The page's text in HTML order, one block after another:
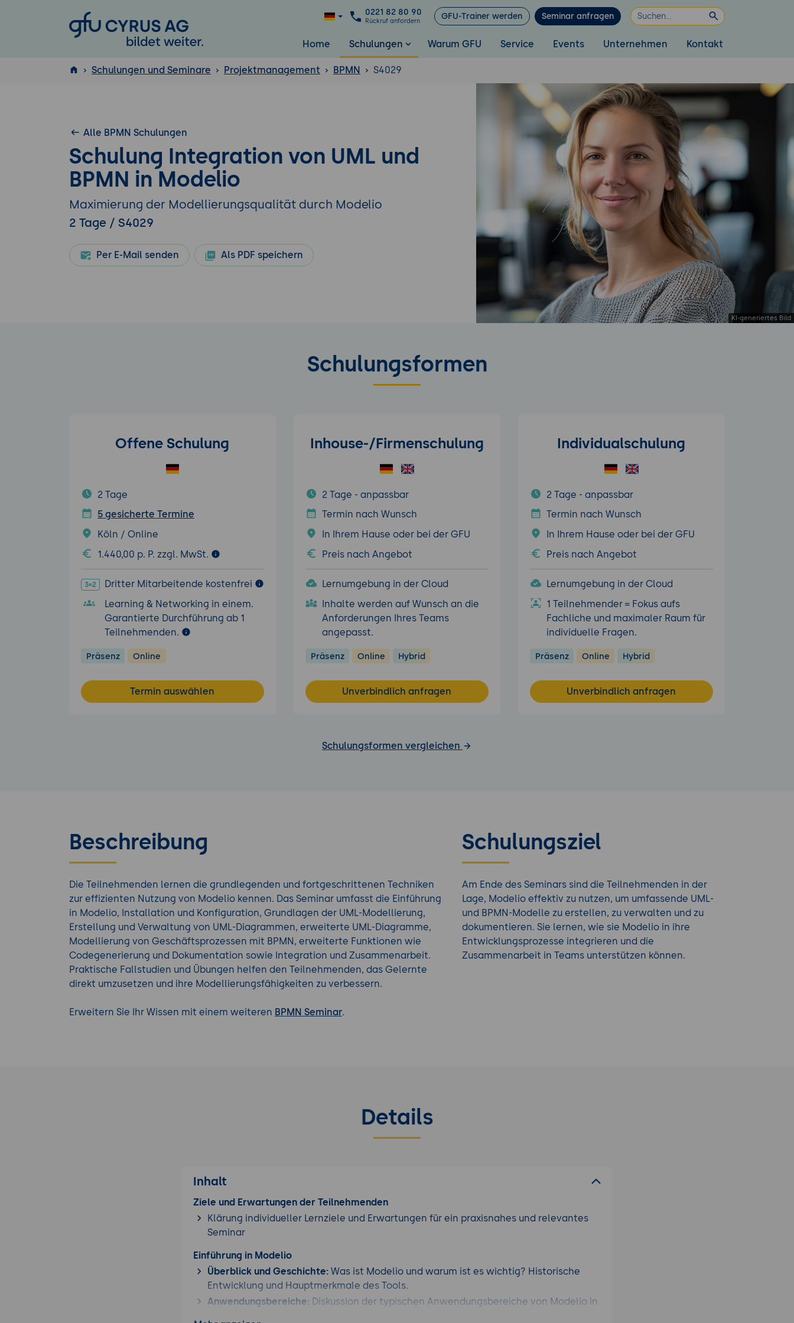
GFU Cyrus AG
0221 82 80 90
Rückruf anfordern GFU-Trainer werden Seminar anfragen
Home Schulungen Warum GFU Service Events Unternehmen Kontakt
ISTQB
Schulungen und Seminare Projektmanagement BPMN S4029
Alle BPMN Schulungen
Schulung Integration von UML und
BPMN in Modelio
Maximierung der Modellierungsqualität durch Modelio
2 Tage / S4029
Per E-Mail senden Als PDF speichern
Schulungsformen
Offene Schulung
2 Tage
5 gesicherte Termine
Köln / Online
1.440,00 p. P. zzgl. MwSt.
Dritter Mitarbeitende kostenfrei
Learning & Networking in einem.
Garantierte Durchführung ab 1
Teilnehmenden.
Präsenz Online
Termin auswählen
Inhouse-/Firmenschulung
2 Tage - anpassbar
Termin nach Wunsch
In Ihrem Hause oder bei der GFU
Preis nach Angebot
Lernumgebung in der Cloud
Inhalte werden auf Wunsch an die
Anforderungen Ihres Teams
angepasst.
Präsenz Online Hybrid
Unverbindlich anfragen
Individualschulung
2 Tage - anpassbar
Termin nach Wunsch
In Ihrem Hause oder bei der GFU
Preis nach Angebot
Lernumgebung in der Cloud
1 Teilnehmender = Fokus aufs
Fachliche und maximaler Raum für
individuelle Fragen.
Präsenz Online Hybrid
Unverbindlich anfragen
Schulungsformen vergleichen
Beschreibung
Die Teilnehmenden lernen die grundlegenden und fortgeschrittenen Techniken
zur effizienten Nutzung von Modelio kennen. Das Seminar umfasst die Einführung
in Modelio, Installation und Konfiguration, Grundlagen der UML-Modellierung,
Erstellung und Verwaltung von UML-Diagrammen, erweiterte UML-Diagramme,
Modellierung von Geschäftsprozessen mit BPMN, erweiterte Funktionen wie
Codegenerierung und Dokumentation sowie Integration und Zusammenarbeit.
Praktische Fallstudien und Übungen helfen den Teilnehmenden, das Gelernte
direkt umzusetzen und ihre Modellierungsfähigkeiten zu verbessern.
Erweitern Sie Ihr Wissen mit einem weiteren BPMN Seminar.
Schulungsziel
Am Ende des Seminars sind die Teilnehmenden in der
Lage, Modelio effektiv zu nutzen, um umfassende UML-
und BPMN-Modelle zu erstellen, zu verwalten und zu
dokumentieren. Sie lernen, wie sie Modelio in ihre
Entwicklungsprozesse integrieren und die
Zusammenarbeit in Teams unterstützen können.
Details
Inhalt
Ziele und Erwartungen der Teilnehmenden
Klärung individueller Lernziele und Erwartungen für ein praxisnahes und relevantes
Seminar
Einführung in Modelio
Überblick und Geschichte: Was ist Modelio und warum ist es wichtig? Historische
Entwicklung und Hauptmerkmale des Tools.
Anwendungsbereiche: Diskussion der typischen Anwendungsbereiche von Modelio in